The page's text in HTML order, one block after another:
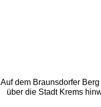
Auf dem Braunsdorfer
über die Stadt Krems